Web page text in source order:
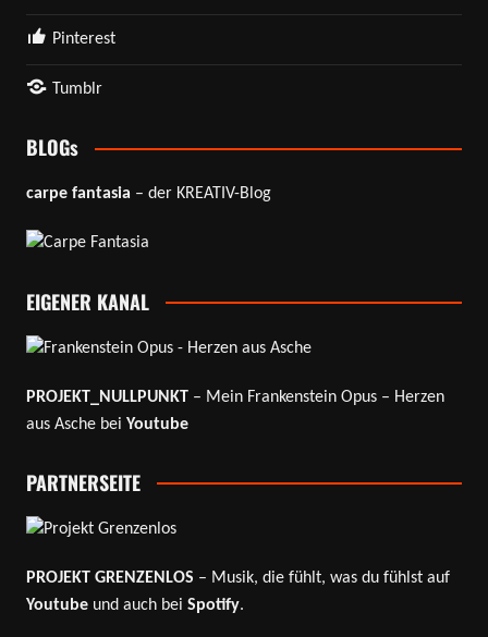
Pinterest
Tumblr
BLOGs
carpe fantasia – der KREATIV-Blog
EIGENER KANAL
PROJEKT_NULLPUNKT– Mein Frankenstein Opus – Herzen
aus Asche bei Youtube
PARTNERSEITE
PROJEKT GRENZENLOS – Musik, die fühlt, was du fühlst auf
Youtube und auch bei Spotify.